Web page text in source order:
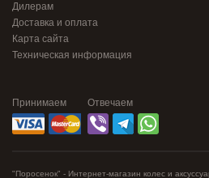
Дилерам
Доставка и оплата
Карта сайта
Техническая информация
Принимаем Отвечаем
"Поросенок" - Интернет-магазин колес и